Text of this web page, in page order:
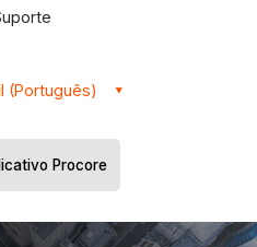
(Português)
Procore